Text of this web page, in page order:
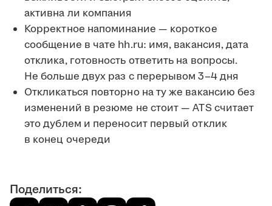
активна ли компания
Корректное напоминание — короткое
сообщение в чате hh.ru: имя, вакансия, дата
отклика, готовность ответить на вопросы.
Не больше двух раз с перерывом 3–4 дня
Откликаться повторно на ту же вакансию без
изменений в резюме не стоит — ATS считает
это дублем и переносит первый отклик
в конец очереди
Поделиться: